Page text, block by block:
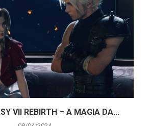
VII REBIRTH – A MAGIA DA...